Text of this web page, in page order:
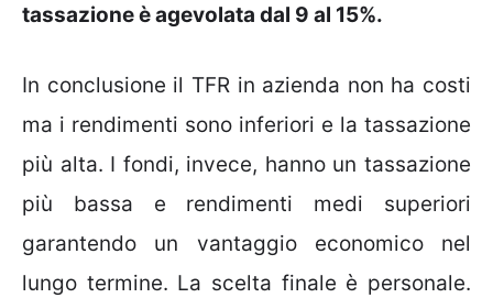
tassazione è agevolata dal 9 al 15%.
In conclusione il TFR in azienda non ha costi
ma i rendimenti sono inferiori e la tassazione
più alta. I fondi, invece, hanno un tassazione
più bassa e rendimenti medi superiori
garantendo un vantaggio economico nel
lungo termine. La scelta finale è personale.